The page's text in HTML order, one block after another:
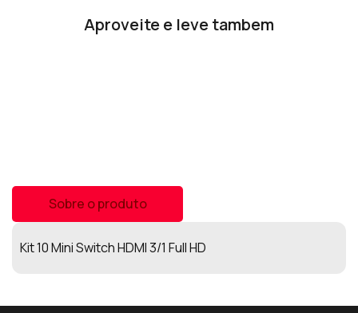
Aproveite e leve tambem
Sobre o produto
Kit 10 Mini Switch HDMI 3/1 Full HD